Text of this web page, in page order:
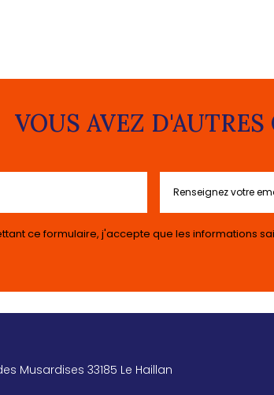
VOUS AVEZ
ce formulaire, j'accepte que les informations
Musardises 33185 Le Haillan